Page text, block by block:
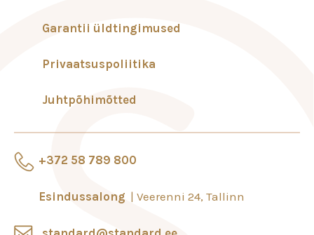
+372 58 789 800
Esindussalong Veerenni 24, Tallinn
Garantii üldtingimused
Privaatsuspoliitika
Juhtpõhimõtted